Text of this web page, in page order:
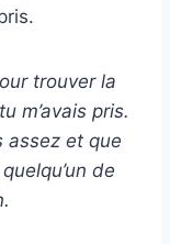
trouver la
m’avais pris.
assez et que
de